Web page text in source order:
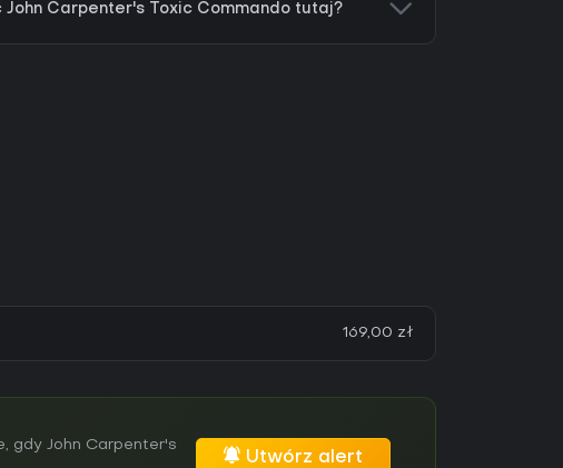
John Carpenter's Toxic Commando tutaj?
169,00 zł
gdy John Carpenter's
Utwórz alert